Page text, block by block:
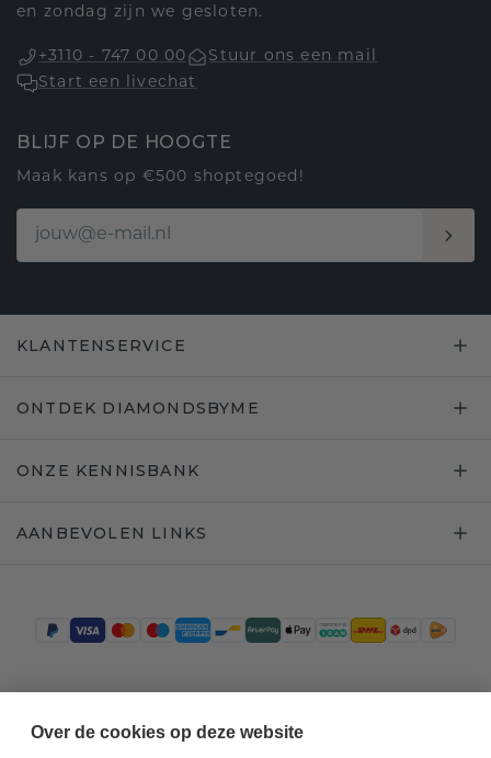
en zondag zijn we gesloten.
+3110 - 747 00 00
Stuur ons een mail
Start een livechat
BLIJF OP DE HOOGTE
Maak kans op €500 shoptegoed!
KLANTENSERVICE
ONTDEK DIAMONDSBYME
ONZE KENNISBANK
AANBEVOLEN LINKS
Over de cookies op deze website